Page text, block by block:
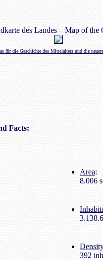
des Landes – Map of the
für die Geschichte des Mittelalters und die
Facts:
Area:
8.006
392